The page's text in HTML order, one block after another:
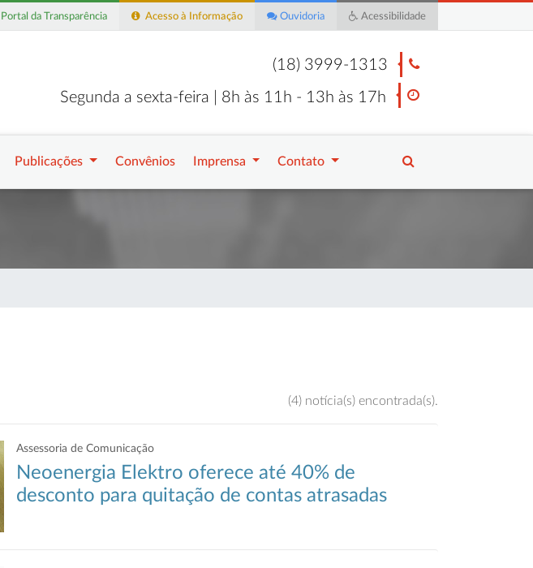
Acessibilidade
Ouvidoria
Acesso à Informação
Portal da Transparência
(18) 3999-1313
Segunda a sexta-feira | 8h às 11h - 13h às 17h
Publicações Convênios Imprensa Contato
(4) notícia(s) encontrada(s).
Assessoria de Comunicação
Neoenergia Elektro oferece até 40% de
desconto para quitação de contas atrasadas